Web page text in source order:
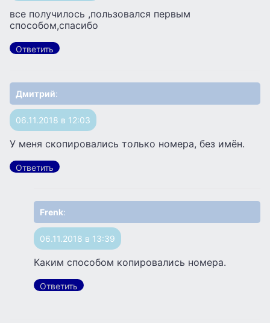
все получилось ,пользовался первым
способом,спасибо
Ответить
Дмитрий:
06.11.2018 в 12:03
У меня скопировались только номера, без имён.
Ответить
Frenk:
06.11.2018 в 13:39
Каким способом копировались номера.
Ответить